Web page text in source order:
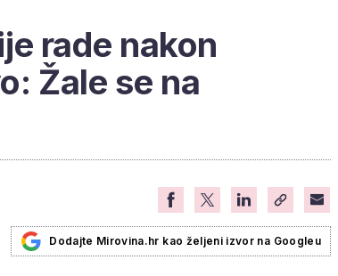
rade nakon
Žale se na
Dodajte Mirovina.hr kao željeni izvor na Googleu